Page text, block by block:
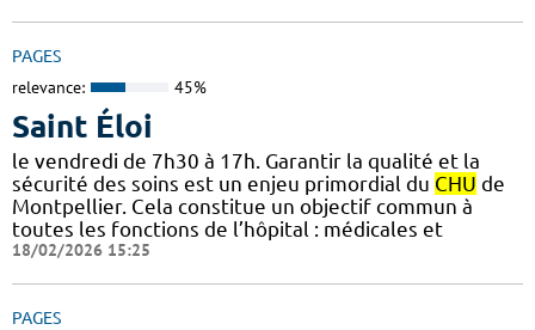
PAGES
relevance: 45%
Saint Éloi
le vendredi de 7h30 à 17h. Garantir la qualité et la
sécurité des soins est un enjeu primordial du CHU de
Montpellier. Cela constitue un objectif commun à
toutes les fonctions de l’hôpital : médicales et
18/02/2026 15:25
PAGES